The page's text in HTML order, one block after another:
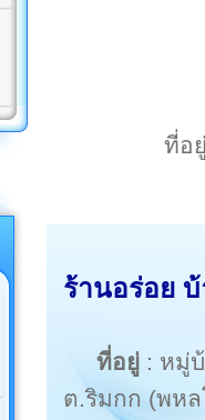
ที่อ
ร้านอร่อย
ที่อยู่ : หมู่
ต.ริมกก (พห